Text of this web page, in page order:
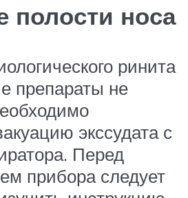
полости носа
ринита
препараты не
экссудата с
Перед
прибора следует